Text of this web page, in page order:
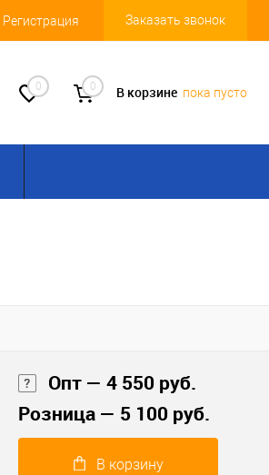
Регистрация Заказать звонок
0 0 В корзине пока пусто
Опт — 4 550 руб.
Розница — 5 100 руб.
В корзину